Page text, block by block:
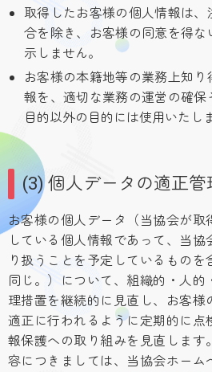
取得したお客様の個人情報は
合を除き、お客様の同意を得
示しません。
お客様の本籍地等の業務上知
報を、適切な業務の運営の確
目的以外の目的には使用いたし
(3) 個人データの適正管
お客様の個人データ（当協会が取
している個人情報であって、当
り扱うことを予定しているもの
同じ。）について、組織的・人
理措置を継続的に見直し、お客
適正に行われるように定期的に
報保護への取り組みを見直します
容につきましては、当協会ホーム